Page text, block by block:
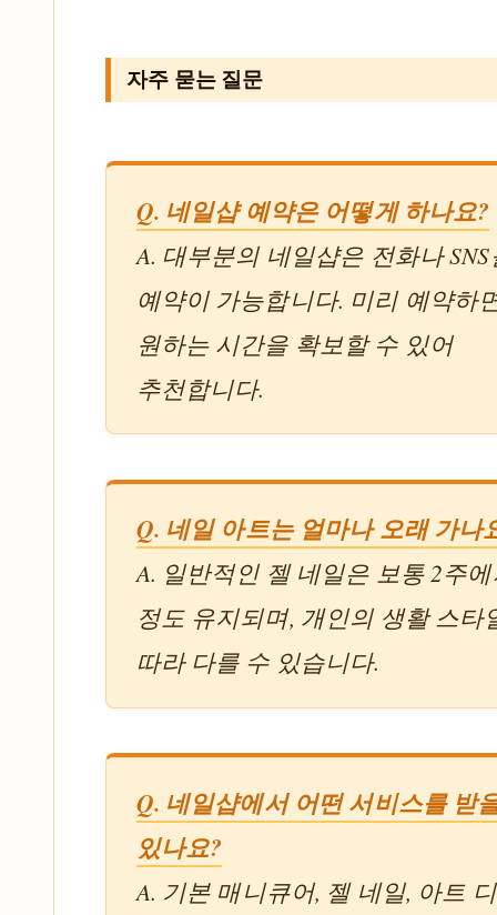
자주 묻는 질문
Q. 네일샵 예약은 어떻게 하나요?
A. 대부분의 네일샵은 전화나
예약이 가능합니다. 미리 예약하
원하는 시간을 확보할 수 있어
추천합니다.
Q. 네일 아트는 얼마나 오래 가나
A. 일반적인 젤 네일은 보통 2주
정도 유지되며, 개인의 생활 스타
따라 다를 수 있습니다.
Q. 네일샵에서 어떤 서비스를 받
있나요?
A. 기본 매니큐어, 젤 네일, 아트